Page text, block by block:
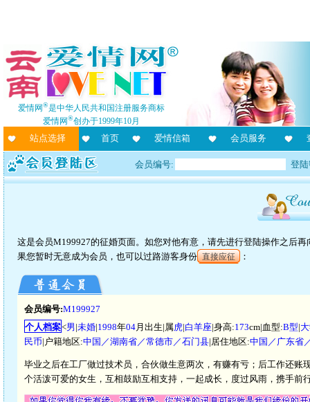
爱情网®是中华人民共和国注册服务商标
爱情网®创办于1999年10月
站点选择 首页 爱情信箱 会员服务
会员编号: 登
这是会员M199927的征婚页面。如您对他有意，请先进行登陆操作之后
果您暂时无意成为会员，也可以过路游客身份 直接应征 ：
会员编号:M199927
个人档案<男|未婚|1998年04月出生|属虎|白羊座|身高:173cm|血型:B型|
民币|户籍地区:中国／湖南省／常德市／石门县|居住地区:中国／广东省
毕业之后在工厂做过技术员，合伙做生意两次，有赚有亏；后工作还
个活泼可爱的女生，互相鼓励互相支持，一起成长，度过风雨，携手前